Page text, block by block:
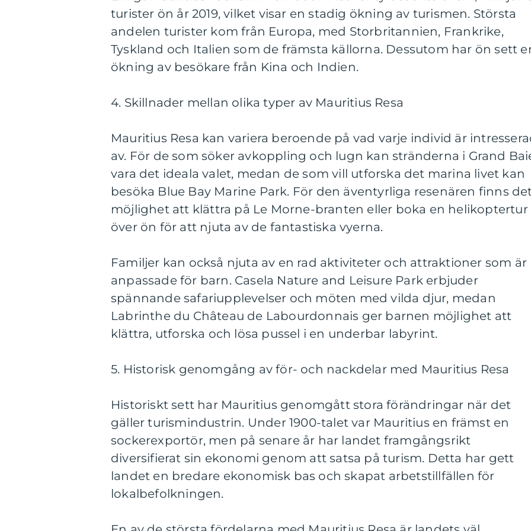
turister ön år 2019, vilket visar en stadig ökning av turismen. Största
andelen turister kom från Europa, med Storbritannien, Frankrike,
Tyskland och Italien som de främsta källorna. Dessutom har ön sett
ökning av besökare från Kina och Indien.
4. Skillnader mellan olika typer av Mauritius Resa
Mauritius Resa kan variera beroende på vad varje individ är
av. För de som söker avkoppling och lugn kan stränderna i Grand
vara det ideala valet, medan de som vill utforska det marina livet kan
besöka Blue Bay Marine Park. För den äventyrliga resenären finns
möjlighet att klättra på Le Morne-branten eller boka en helikoptertur
över ön för att njuta av de fantastiska vyerna.
Familjer kan också njuta av en rad aktiviteter och attraktioner som är
anpassade för barn. Casela Nature and Leisure Park erbjuder
spännande safariupplevelser och möten med vilda djur, medan
Labrinthe du Château de Labourdonnais ger barnen möjlighet att
klättra, utforska och lösa pussel i en underbar labyrint.
5. Historisk genomgång av för- och nackdelar med Mauritius Resa
Historiskt sett har Mauritius genomgått stora förändringar när det
gäller turismindustrin. Under 1900-talet var Mauritius en främst en
sockerexportör, men på senare år har landet framgångsrikt
diversifierat sin ekonomi genom att satsa på turism. Detta har gett
landet en bredare ekonomisk bas och skapat arbetstillfällen för
lokalbefolkningen.